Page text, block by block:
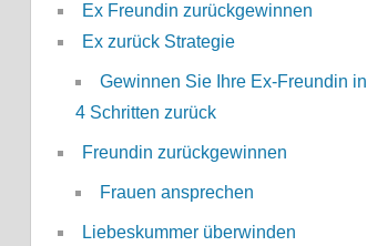
Ex Freundin zurückgewinnen
Ex zurück Strategie
Gewinnen Sie Ihre Ex-Freundin in
4 Schritten zurück
Freundin zurückgewinnen
Frauen ansprechen
Liebeskummer überwinden